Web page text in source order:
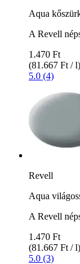
Aqua
A Revell
1.470 Ft
(81.667 Ft / l)
5.0 (4)
Revell
Aqua
A Revell
1.470 Ft
(81.667 Ft / l)
5.0 (3)